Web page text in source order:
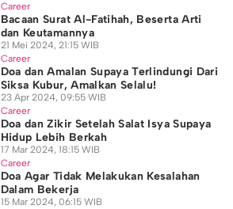
Career
Bacaan Surat Al-Fatihah, Beserta Arti
dan Keutamannya
21 Mei 2024, 21:15 WIB
Career
Doa dan Amalan Supaya Terlindungi Dari
Siksa Kubur, Amalkan Selalu!
23 Apr 2024, 09:55 WIB
Career
Doa dan Zikir Setelah Salat Isya Supaya
Hidup Lebih Berkah
17 Mar 2024, 18:15 WIB
Career
Doa Agar Tidak Melakukan Kesalahan
Dalam Bekerja
15 Mar 2024, 06:15 WIB